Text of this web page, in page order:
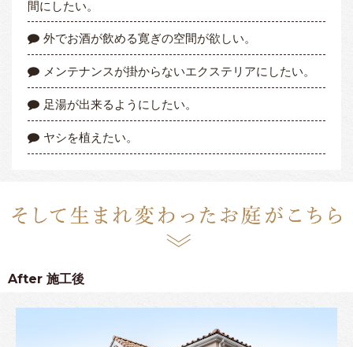
間にしたい。
外でお酒が飲める寛ぎの空間が欲しい。
メンテナンスが掛からないエクステリアにしたい。
足湯が出来るようにしたい。
ヤシを植えたい。
After 施工後